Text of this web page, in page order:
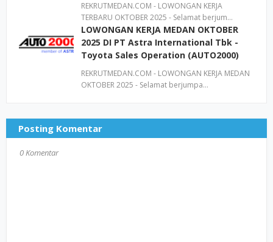
REKRUTMEDAN.COM - LOWONGAN KERJA
TERBARU OKTOBER 2025 - Selamat berjum…
LOWONGAN KERJA MEDAN OKTOBER
2025 DI PT Astra International Tbk -
Toyota Sales Operation (AUTO2000)
REKRUTMEDAN.COM - LOWONGAN KERJA MEDAN
OKTOBER 2025 - Selamat berjumpa…
Posting Komentar
0 Komentar